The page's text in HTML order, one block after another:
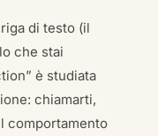
di testo (il
che stai
è studiata
chiamarti,
comportamento